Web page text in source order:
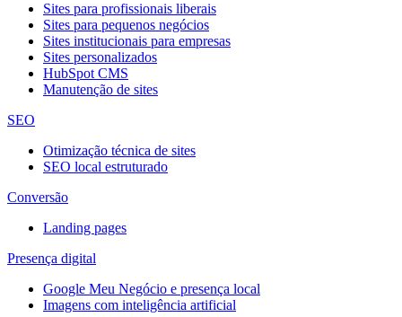
Sites para profissionais liberais
Sites para pequenos negócios
Sites institucionais para empresas
Sites personalizados
HubSpot CMS
Manutenção de sites
SEO
Otimização técnica de sites
SEO local estruturado
Conversão
Landing pages
Presença digital
Google Meu Negócio e presença local
Imagens com inteligência artificial